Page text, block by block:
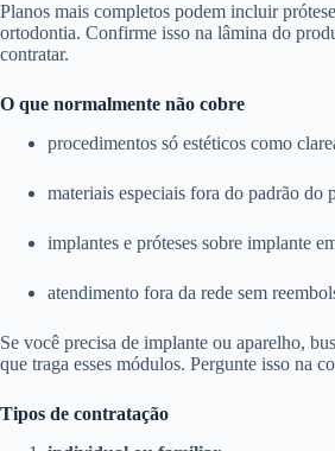
Planos mais completos podem incluir
ortodontia. Confirme isso na lâmina do
contratar.
O que normalmente não cobre
procedimentos só estéticos como
materiais especiais fora do padrão do
implantes e próteses sobre implante
atendimento fora da rede sem
Se você precisa de implante ou aparelho,
que traga esses módulos. Pergunte isso na
Tipos de contratação